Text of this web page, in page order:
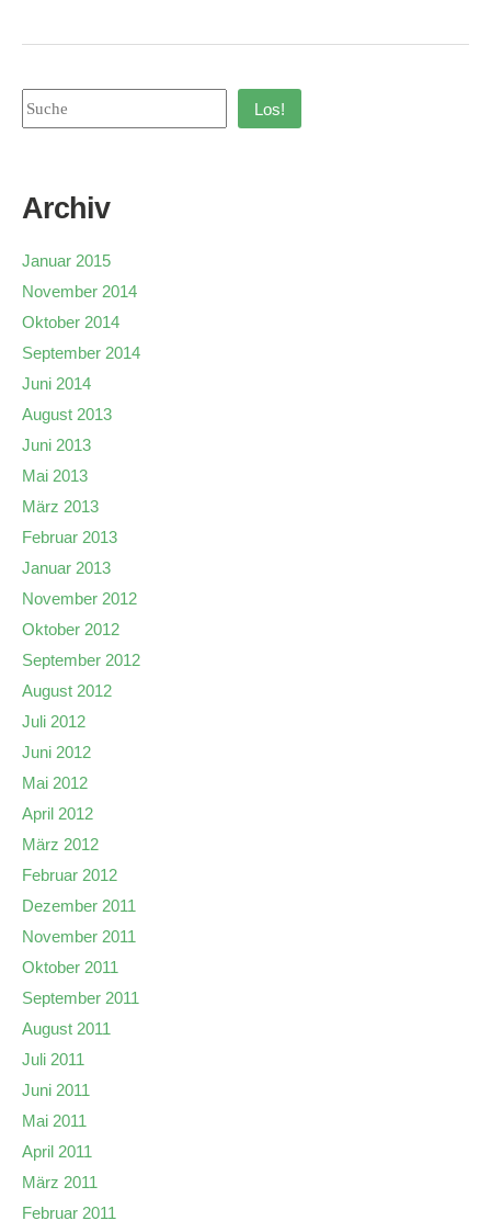
Los!
Archiv
Januar 2015
November 2014
Oktober 2014
September 2014
Juni 2014
August 2013
Juni 2013
Mai 2013
März 2013
Februar 2013
Januar 2013
November 2012
Oktober 2012
September 2012
August 2012
Juli 2012
Juni 2012
Mai 2012
April 2012
März 2012
Februar 2012
Dezember 2011
November 2011
Oktober 2011
September 2011
August 2011
Juli 2011
Juni 2011
Mai 2011
April 2011
März 2011
Februar 2011